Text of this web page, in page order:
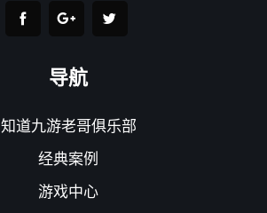
导航
知道九游老哥俱乐部
经典案例
游戏中心